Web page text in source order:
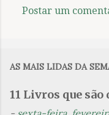
n
t
Postar um
AS MAIS LIDAS DA
11 Livros que